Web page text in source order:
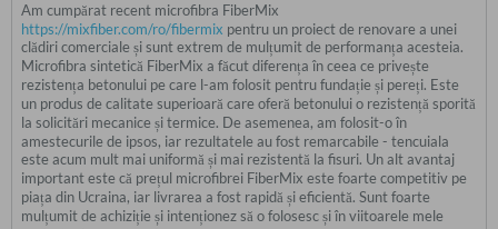
Am cumpărat recent microfibra FiberMix
https://mixfiber.com/ro/fibermix pentru un proiect de renovare a unei
clădiri comerciale și sunt extrem de mulțumit de performanța acesteia.
Microfibra sintetică FiberMix a făcut diferența în ceea ce privește
rezistența betonului pe care l-am folosit pentru fundație și pereți. Este
un produs de calitate superioară care oferă betonului o rezistență sporită
la solicitări mecanice și termice. De asemenea, am folosit-o în
amestecurile de ipsos, iar rezultatele au fost remarcabile - tencuiala
este acum mult mai uniformă și mai rezistentă la fisuri. Un alt avantaj
important este că prețul microfibrei FiberMix este foarte competitiv pe
piața din Ucraina, iar livrarea a fost rapidă și eficientă. Sunt foarte
mulțumit de achiziție și intenționez să o folosesc și în viitoarele mele